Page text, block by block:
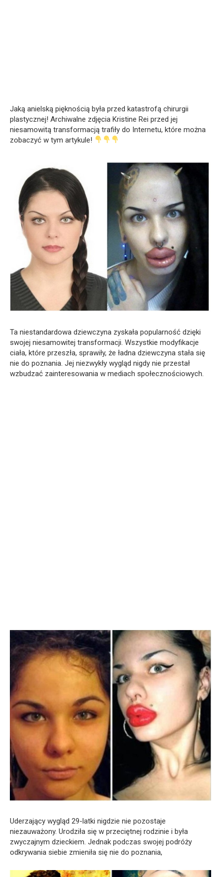
Jaką anielską pięknością była przed katastrofą chirurgii
plastycznej! Archiwalne zdjęcia Kristine Rei przed jej
niesamowitą transformacją trafiły do Internetu, które można
zobaczyć w tym artykule!
Ta niestandardowa dziewczyna zyskała popularność dzięki
swojej niesamowitej transformacji. Wszystkie modyfikacje
ciała, które przeszła, sprawiły, że ładna dziewczyna stała się
nie do poznania. Jej niezwykły wygląd nigdy nie przestał
wzbudzać zainteresowania w mediach społecznościowych.
Uderzający wygląd 29-latki nigdzie nie pozostaje
niezauważony. Urodziła się w przeciętnej rodzinie i była
zwyczajnym dzieckiem. Jednak podczas swojej podróży
odkrywania siebie zmieniła się nie do poznania,